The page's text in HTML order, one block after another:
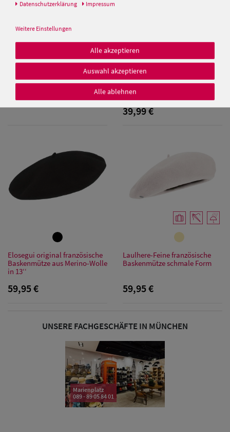
Damen
Schutz Caps
Bandana Caps
Sonnenschilder
& Visoren
Damen
Snapback Caps
Großgrößen
39,99 €
Kopka Long Beanie Walkmütze
Stegbaske aus 100% Wolle
39,99 €
Elosegui original französische
Baskenmütze aus Merino-Wolle
in 13‘‘
59,95 €
Laulhere-Feine französische
Baskenmütze schmale Form
59,95 €
UNSERE FACHGESCHÄFTE IN MÜNCHEN
Marienplatz
089 - 89 05 84 01
Daten­schutz­erklärung Impressum
Weitere Einstellungen
Alle akzeptieren
Auswahl akzeptieren
Alle ablehnen